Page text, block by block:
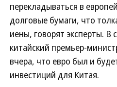
перекладываться в
долговые бумаги, что
иены, говорят эксперты. В
китайский премьер-
вчера, что евро был и
инвестиций для Китая.